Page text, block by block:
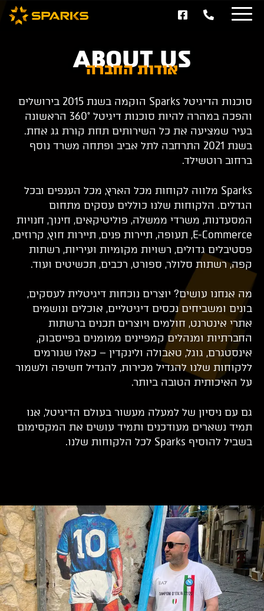
ABOUT US
אודות החברה
סוכנות הדיגיטל Sparks הוקמה בשנת 2015 בירושלים
והפכה במהרה להיות סוכנות דיגיטל 360° הראשונה
בעיר שמציעה את כל השירותים תחת קורת גג אחת.
בשנת 2021 התרחבה לתל אביב ופתחה משרד נוסף
ברחוב רוטשילד.
Sparks מלווה לקוחות מכל הארץ, מכל הענפים ובכל
הגדלים. הלקוחות שלנו כוללים עסקים מתחום
המסעדנות, משרדי ממשלה, פוליטיקאים, חינוך, חנויות
E-Commerce, תעופה, תיירות פנים, תיירות חוץ, קרוזים,
פסטיבלים גדולים, רשויות מקומיות ועיריות, רשתות
קפה, רשתות סלולר, ספורט, רכבים, תכשיטים ועוד.
מה אנחנו עושים? יוצרים נוכחות דיגיטלית לעסקים,
בונים ומשביחים נכסים דיגיטליים, אוכלים ונושמים
אתרי אינטרנט, חולמים ויוצרים תכנים ברשתות
החברתיות ומנהלים קמפיינים ממומנים בפייסבוק,
אינסטגרם, גוגל, טאבולה ולינקדין – כאלו שגורמים
ללקוחות שלנו להגדיל מכירות, להגדיל חשיפה ולשמור
על האיכותית הטובה ביותר.
גם עם ניסיון של למעלה מעשור בעולם הדיגיטל, אנו
תמיד נשארים מעודכנים ותמיד עושים את המקסימום
בשביל להוסיף Sparks לכל הלקוחות שלנו.